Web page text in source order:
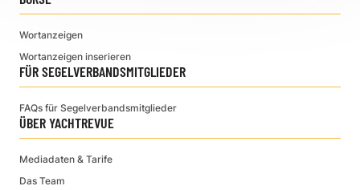
Wortanzeigen
Wortanzeigen inserieren
FÜR SEGELVERBANDSMITGLIEDER
FAQs für Segelverbandsmitglieder
ÜBER YACHTREVUE
Mediadaten & Tarife
Das Team